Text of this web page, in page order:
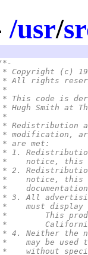
/usr/
*-
* Copyright (c)
* All rights
*
* This code is
* Hugh Smith at
*
* Redistribution
* modification,
* are met:
* 1.
*    notice, this
* 2.
*    notice, this
*
* 3. All
*    must display
*	This
*
* 4. Neither the
*    may be used
*    without